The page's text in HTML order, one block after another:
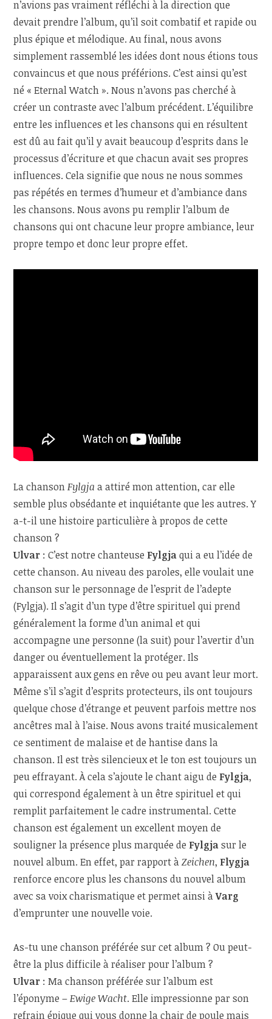
n’avions pas vraiment réfléchi à la direction que
devait prendre l’album, qu’il soit combatif et rapide ou
plus épique et mélodique. Au final, nous avons
simplement rassemblé les idées dont nous étions tous
convaincus et que nous préférions. C’est ainsi qu’est
né « Eternal Watch ». Nous n’avons pas cherché à
créer un contraste avec l’album précédent. L’équilibre
entre les influences et les chansons qui en résultent
est dû au fait qu’il y avait beaucoup d’esprits dans le
processus d’écriture et que chacun avait ses propres
influences. Cela signifie que nous ne nous sommes
pas répétés en termes d’humeur et d’ambiance dans
les chansons. Nous avons pu remplir l’album de
chansons qui ont chacune leur propre ambiance, leur
propre tempo et donc leur propre effet.
La chansonFylgjaa attiré mon attention, car elle
semble plus obsédante et inquiétante que les autres. Y
a-t-il une histoire particulière à propos de cette
chanson ?
Ulvar : C’est notre chanteuse Fylgjaqui a eu l’idée de
cette chanson. Au niveau des paroles, elle voulait une
chanson sur le personnage de l’esprit de l’adepte
(Fylgja). Il s’agit d’un type d’être spirituel qui prend
généralement la forme d’un animal et qui
accompagne une personne (la suit) pour l’avertir d’un
danger ou éventuellement la protéger. Ils
apparaissent aux gens en rêve ou peu avant leur mort.
Même s’il s’agit d’esprits protecteurs, ils ont toujours
quelque chose d’étrange et peuvent parfois mettre nos
ancêtres mal à l’aise. Nous avons traité musicalement
ce sentiment de malaise et de hantise dans la
chanson. Il est très silencieux et le ton est toujours un
peu effrayant. À cela s’ajoute le chant aigu de Fylgja,
qui correspond également à un être spirituel et qui
remplit parfaitement le cadre instrumental. Cette
chanson est également un excellent moyen de
souligner la présence plus marquée de Fylgjasur le
nouvel album. En effet, par rapport àZeichen, Flygja
renforce encore plus les chansons du nouvel album
avec sa voix charismatique et permet ainsi àVarg
d’emprunter une nouvelle voie.
As-tu une chanson préférée sur cet album ? Ou peut-
être la plus difficile à réaliser pour l’album ?
Ulvar : Ma chanson préférée sur l’album est
l’éponyme –Ewige Wacht. Elle impressionne par son
refrain épique qui vous donne la chair de poule mais